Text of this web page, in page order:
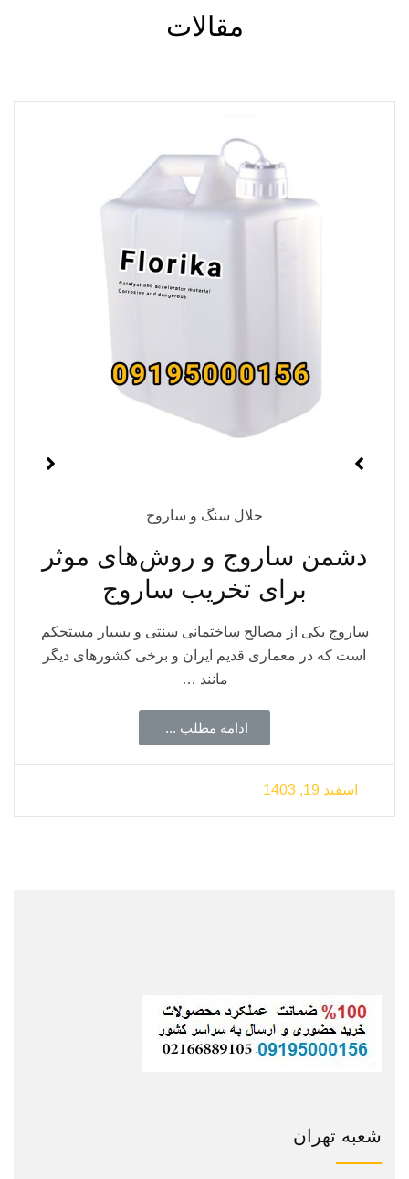
مقالات
حلال سنگ و ساروج
دشمن ساروج و روش‌های موثر
برای تخریب ساروج
ساروج یکی از مصالح ساختمانی سنتی و بسیار مستحکم
است که در معماری قدیم ایران و برخی کشورهای دیگر
مانند …
ادامه مطلب ...
اسفند 19, 1403
شعبه تهران